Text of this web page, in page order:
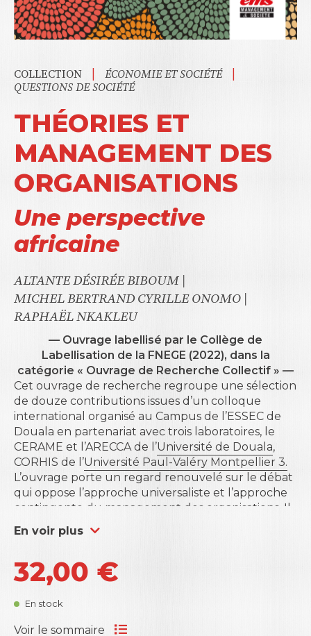
COLLECTION | ÉCONOMIE ET SOCIÉTÉ |
QUESTIONS DE SOCIÉTÉ
THÉORIES ET
MANAGEMENT DES
ORGANISATIONS
Une perspective
africaine
ALTANTE DÉSIRÉE BIBOUM
MICHEL BERTRAND CYRILLE ONOMO
RAPHAËL NKAKLEU
— Ouvrage labellisé par le Collège de
Labellisation de la FNEGE (2022), dans la
catégorie « Ouvrage de Recherche Collectif » —
Cet ouvrage de recherche regroupe une sélection
de douze contributions issues d’un colloque
international organisé au Campus de l’ESSEC de
Douala en partenariat avec trois laboratoires, le
CERAME et l’ARECCA de l’Université de Douala,
CORHIS de l’Université Paul-Valéry Montpellier 3.
L’ouvrage porte un regard renouvelé sur le débat
qui oppose l’approche universaliste et l’approche
contingente du management des organisations. Il
présente des réflexions théoriques et des travaux
empiriques sur le management des organisations
L’ouvrage s’inscrit dans une logique collective et
transdisciplinaire en sciences de gestion et
privilégie l’approche fertilisante entre les théories
africain. Cette fertilisation croisée permet
En voir plus
32,00 €
En stock
Voir le sommaire